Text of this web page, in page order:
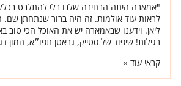
"אמארה היתה הבחירה שלנו בלי להתלבט
לראות עוד אולמות. זה היה ברור שנתחתן שם.
ליאן. וידענו שבאמארה יש את האוכל הכי טוב
רגילות! שיפוד של סטייק, גראטן תפו״א, המון
קראי עוד